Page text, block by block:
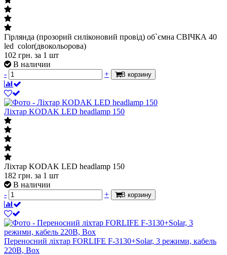
Гірлянда (прозорий силіконовий провід) об`ємна СВІЧКА 40
led color(двокольорова)
102 грн. за 1 шт
В наличии
-
+ В корзину
Ліхтар KODAK LED headlamp 150
Ліхтар KODAK LED headlamp 150
182 грн. за 1 шт
В наличии
-
+ В корзину
Переносний ліхтар FORLIFE F-3130+Solar, 3 режими, кабель
220В, Box